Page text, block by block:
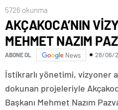
5726 okunma
AKÇAKOCA’NIN
MEHMET NAZIM
ABONE OL News 28/06/
İstikrarlı yönetimi, vizyoner
dokunan projeleriyle
Başkanı Mehmet Nazım